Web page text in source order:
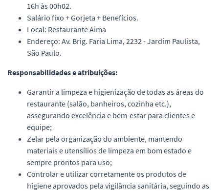
16h às 00h02.
Salário fixo + Gorjeta + Benefícios.
Local: Restaurante Aima
Endereço: Av. Brig. Faria Lima, 2232 - Jardim Paulista,
São Paulo.
Responsabilidades e atribuições:
Garantir a limpeza e higienização de todas as áreas do
restaurante (salão, banheiros, cozinha etc.),
assegurando excelência e bem-estar para clientes e
equipe;
Zelar pela organização do ambiente, mantendo
materiais e utensílios de limpeza em bom estado e
sempre prontos para uso;
Controlar e utilizar corretamente os produtos de
higiene aprovados pela vigilância sanitária, seguindo as